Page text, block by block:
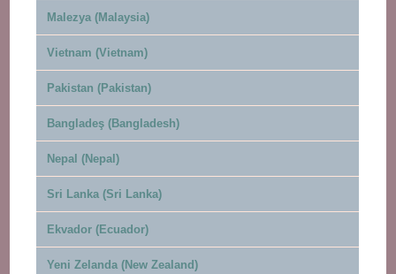
Malezya (Malaysia)
Vietnam (Vietnam)
Pakistan (Pakistan)
Bangladeş (Bangladesh)
Nepal (Nepal)
Sri Lanka (Sri Lanka)
Ekvador (Ecuador)
Yeni Zelanda (New Zealand)